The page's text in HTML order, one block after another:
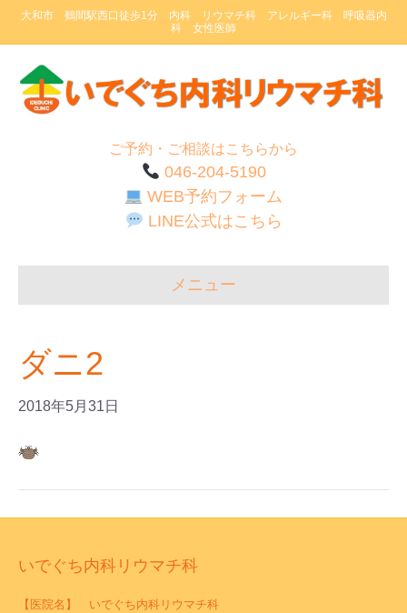
大和市 鶴間駅西口徒歩1分 内科 リウマチ科 アレルギー科 呼吸器内
科 女性医師
ご予約・ご相談はこちらから
046-204-5190
WEB予約フォーム
LINE公式はこちら
メニュー
ダニ2
2018年5月31日
いでぐち内科リウマチ科
【医院名】 いでぐち内科リウマチ科